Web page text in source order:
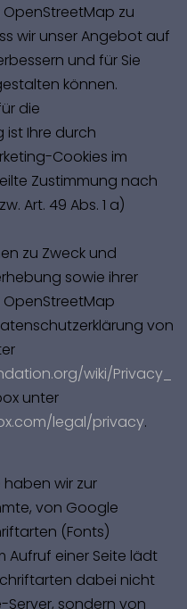
zu
wir unser Angebot auf
und für Sie
können.
die
Ihre durch
Cookies im
Zustimmung nach
Art. 49 Abs. 1 a)
zu Zweck und
sowie ihrer
von
wiki/Privacy_
unter
legal/privacy.
wir zur
von Google
(Fonts)
Aufruf einer Seite lädt
dabei nicht
sondern von